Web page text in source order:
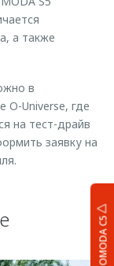
OMODA C5
а также
в
O-Universe, где
на тест-драйв
заявку на